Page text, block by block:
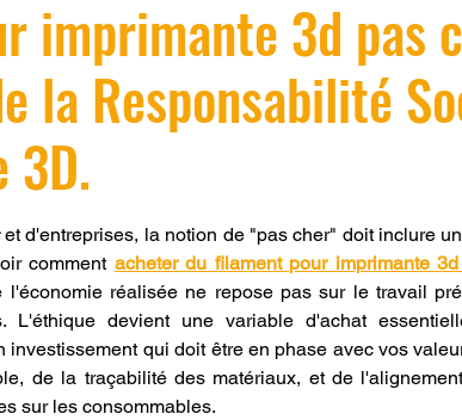
CPF impression 3D à la demande
3D Filament PETG Filament ABS
Formation CREALITY PRINT
imprimante 3d pas
la Responsabilité
et d'entreprises, la notion de "pas cher" doit inclure
comment acheter du filament pour imprimante
l'économie réalisée ne repose pas sur le travail
L'éthique devient une variable d'achat
investissement qui doit être en phase avec vos
de la traçabilité des matériaux, et de
sur les consommables.